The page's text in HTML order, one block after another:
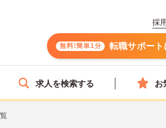
採
無料!簡単1分 転職サポー
求人を検索する お